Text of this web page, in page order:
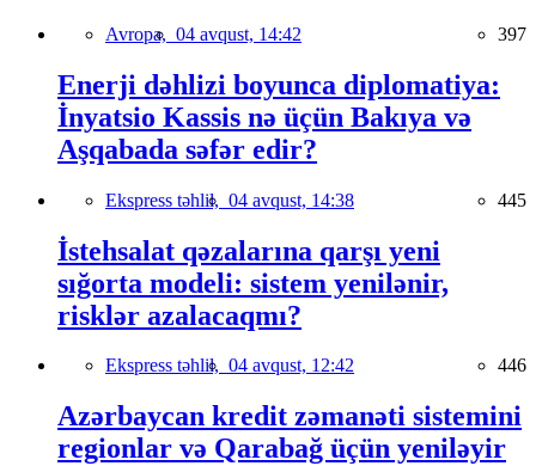
Avropa, 04 avqust, 14:42 397
Enerji dəhlizi boyunca diplomatiya:
İnyatsio Kassis nə üçün Bakıya və
Aşqabada səfər edir?
Ekspress təhlil, 04 avqust, 14:38 445
İstehsalat qəzalarına qarşı yeni
sığorta modeli: sistem yenilənir,
risklər azalacaqmı?
Ekspress təhlil, 04 avqust, 12:42 446
Azərbaycan kredit zəmanəti sistemini
regionlar və Qarabağ üçün yeniləyir